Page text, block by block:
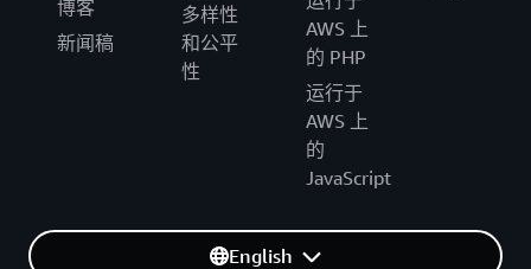
博客
新闻稿
多样性
和公平
性
AWS 上
的 PHP
运行于
AWS 上
的
JavaScript
English